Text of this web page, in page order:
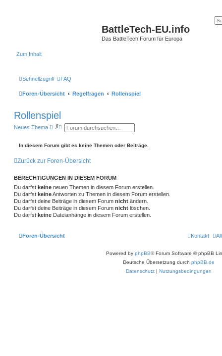
BattleTech-EU.info
Das BattleTech Forum für Europa
Zum Inhalt
Schnellzugriff FAQ
Foren-Übersicht Regelfragen Rollenspiel
Rollenspiel
Neues Thema
S
h
E
e
i
e
e
S
u
c
h
e
In diesem Forum gibt es keine Themen oder Beiträge.
Zurück zur Foren-Übersicht
BERECHTIGUNGEN IN DIESEM FORUM
Du darfst keine neuen Themen in diesem Forum erstellen.
Du darfst keineAntworten zu Themen in diesem Forum erstellen.
Du darfst deine Beiträge in diesem Forum nicht ändern.
Du darfst deine Beiträge in diesem Forum nicht löschen.
Du darfst keine Dateianhänge in diesem Forum erstellen.
Foren-Übersicht Kontakt
Powered by phpBB® Forum Software © phpBB
Deutsche Übersetzung durch phpBB.de
Datenschutz | Nutzungsbedingungen